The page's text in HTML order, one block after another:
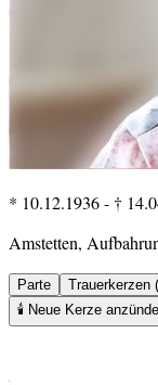
* 10.12.1936- †
Amstetten,
Parte Trauerkerzen
🕯️ Neue Kerze